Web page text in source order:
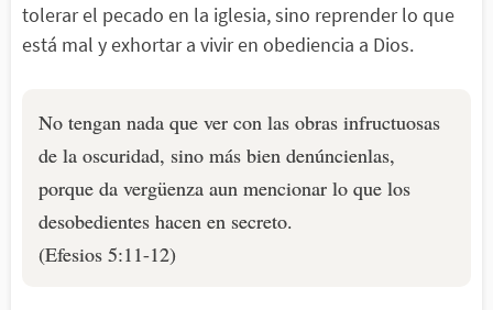
tolerar el pecado en la iglesia, sino reprender lo que
está mal y exhortar a vivir en obediencia a Dios.
No tengan nada que ver con las obras infructuosas
de la oscuridad, sino más bien denúncienlas,
porque da vergüenza aun mencionar lo que los
desobedientes hacen en secreto.
(Efesios 5:11-12)